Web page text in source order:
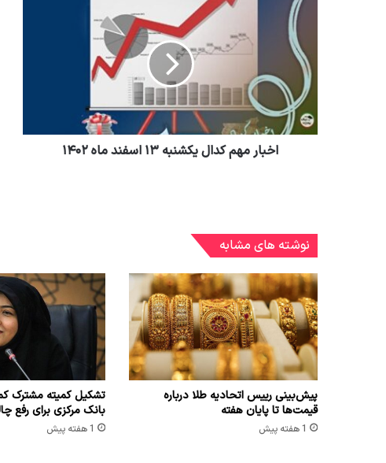
اخبار مهم کدال یکشنبه ۱۳ اسفند ماه ۱۴۰۲
نوشته های مشابه
پیش‌بینی رییس اتحادیه طلا درباره
قیمت‌ها تا پایان هفته
1 هفته پیش
تشکیل کمیته مشترک
بانک مرکزی برای رفع
1 هفته پیش